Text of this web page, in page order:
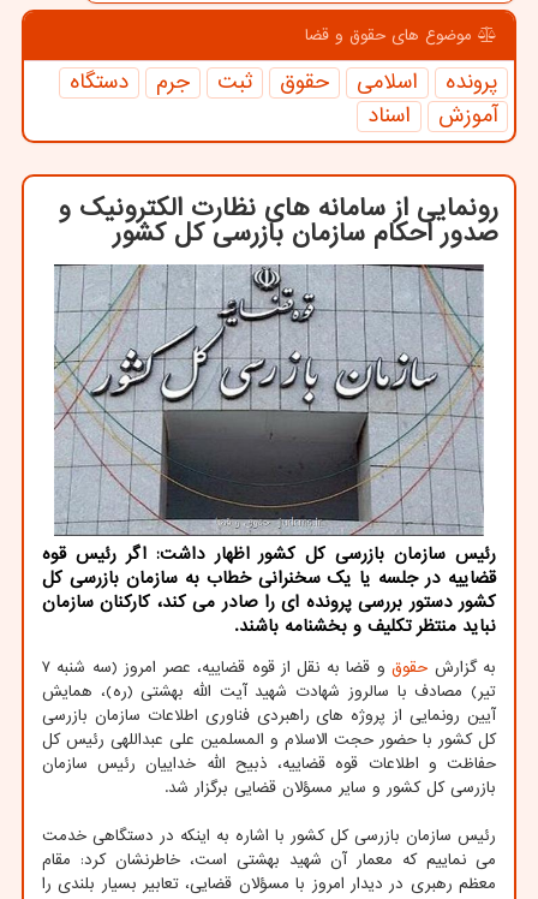
موضوع های حقوق و قضا
پرونده اسلامی حقوق ثبت جرم
دستگاه
آموزش
اسناد
رونمایی از سامانه های نظارت الکترونیک و
صدور احکام سازمان بازرسی کل کشور
رئیس سازمان بازرسی کل کشور اظهار داشت: اگر رئیس قوه
قضاییه در جلسه یا یک سخنرانی خطاب به سازمان بازرسی کل
کشور دستور بررسی پرونده ای را صادر می کند، کارکنان سازمان
نباید منتظر تکلیف و بخشنامه باشند.
به گزارش حقوق
و قضا به نقل از قوه قضاییه، عصر امروز (سه شنبه ۷
تیر) مصادف با سالروز شهادت شهید آیت الله بهشتی (ره)، همایش
آیین رونمایی از پروژه های راهبردی فناوری اطلاعات سازمان بازرسی
کل کشور با حضور حجت الاسلام و المسلمین علی عبداللهی رئیس کل
حفاظت و اطلاعات قوه قضاییه، ذبیح الله خداییان رئیس سازمان
بازرسی کل کشور و سایر مسؤلان قضایی برگزار شد.
رئیس سازمان بازرسی کل کشور با اشاره به اینکه در دستگاهی خدمت
می نماییم که معمار آن شهید بهشتی است، خاطرنشان کرد: مقام
معظم رهبری در دیدار امروز با مسؤلان قضایی، تعابیر بسیار بلندی را